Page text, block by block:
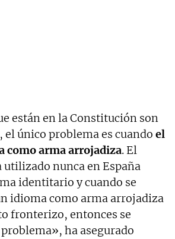
están en la Constitución son
el único problema es cuando el
como arma arrojadiza. El
utilizado nunca en España
identitario y cuando se
idioma como arma arrojadiza
fronterizo, entonces se
ha asegurado